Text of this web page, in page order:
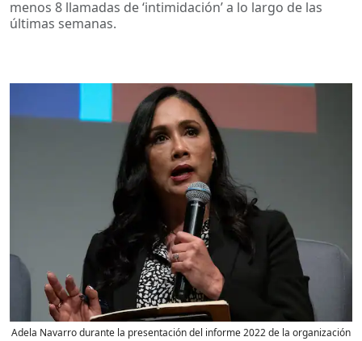
menos 8 llamadas de ‘intimidación’ a lo largo de las
últimas semanas.
Adela Navarro durante la presentación del informe 2022 de la organización